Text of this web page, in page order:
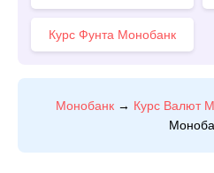
Курс Фунта Монобанк
Монобанк→ Курс Валют